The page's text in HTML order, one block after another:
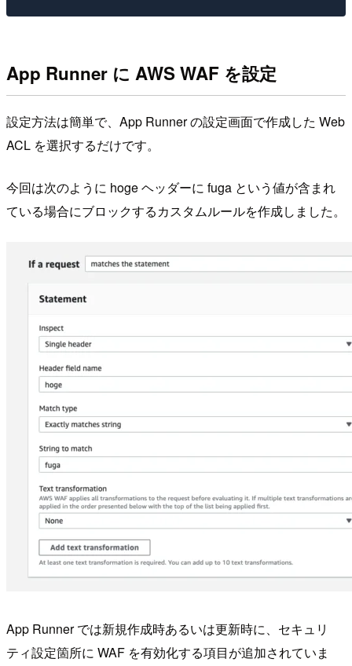
App Runner に AWS WAF を設定
設定方法は簡単で、App Runner の設定画面で作成した Web
ACL を選択するだけです。
今回は次のように hoge ヘッダーに fuga という値が含まれ
ている場合にブロックするカスタムルールを作成しました。
App Runner では新規作成時あるいは更新時に、セキュリ
ティ設定箇所に WAF を有効化する項目が追加されていま